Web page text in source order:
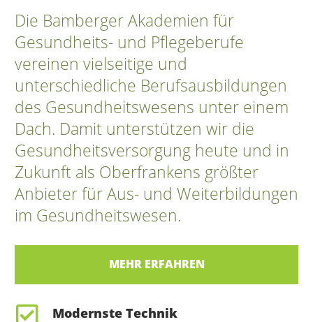
Die Bamberger Akademien für
Gesundheits- und Pflegeberufe
vereinen vielseitige und
unterschiedliche Berufsausbildungen
des Gesundheitswesens unter einem
Dach. Damit unterstützen wir die
Gesundheitsversorgung heute und in
Zukunft als Oberfrankens größter
Anbieter für Aus- und Weiterbildungen
im Gesundheitswesen.
MEHR ERFAHREN
Modernste Technik